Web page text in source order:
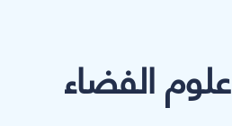
علوم الفضاء